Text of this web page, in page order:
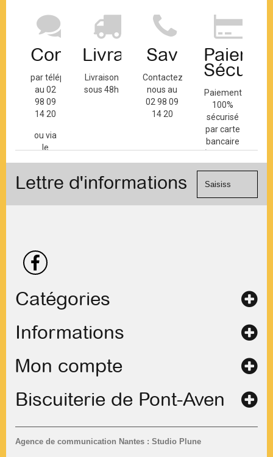
Contact
par téléphone
au 02
98 09
14 20
ou via
le
contact
Livraison
Livraison
sous 48h
Sav
Contactez-
nous au
02 98 09
14 20
Paiement
100%
sécurisé
par carte
bancaire
(Mastercard,
Visa, ...) et
Lettre d'informations
Catégories
Informations
Agence de communication Nantes : Studio Plune
Mon compte
Biscuiterie de Pont-Aven